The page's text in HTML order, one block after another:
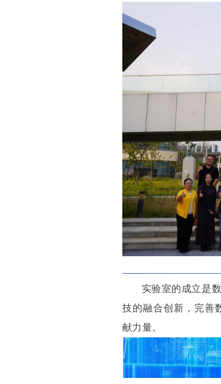
实验室的成立是
技的融合创新，完善
献力量。